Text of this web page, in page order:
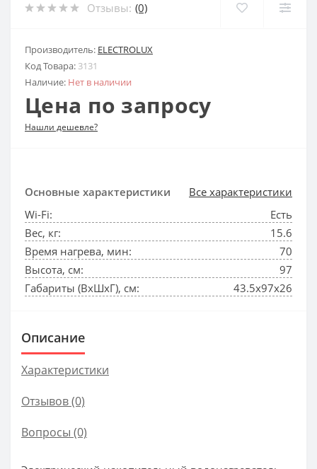
Отзывы: (0)
Производитель: ELECTROLUX
Код Товара: 3131
Наличие: Нет в наличии
Цена по запросу
Нашли дешевле?
Основные характеристики
Все характеристики
Wi-Fi:
Есть
Вес, кг:
15.6
Время нагрева, мин:
70
Высота, см:
97
Габариты (ВхШхГ), см:
43.5x97x26
Описание
Характеристики
Отзывов (0)
Вопросы (0)